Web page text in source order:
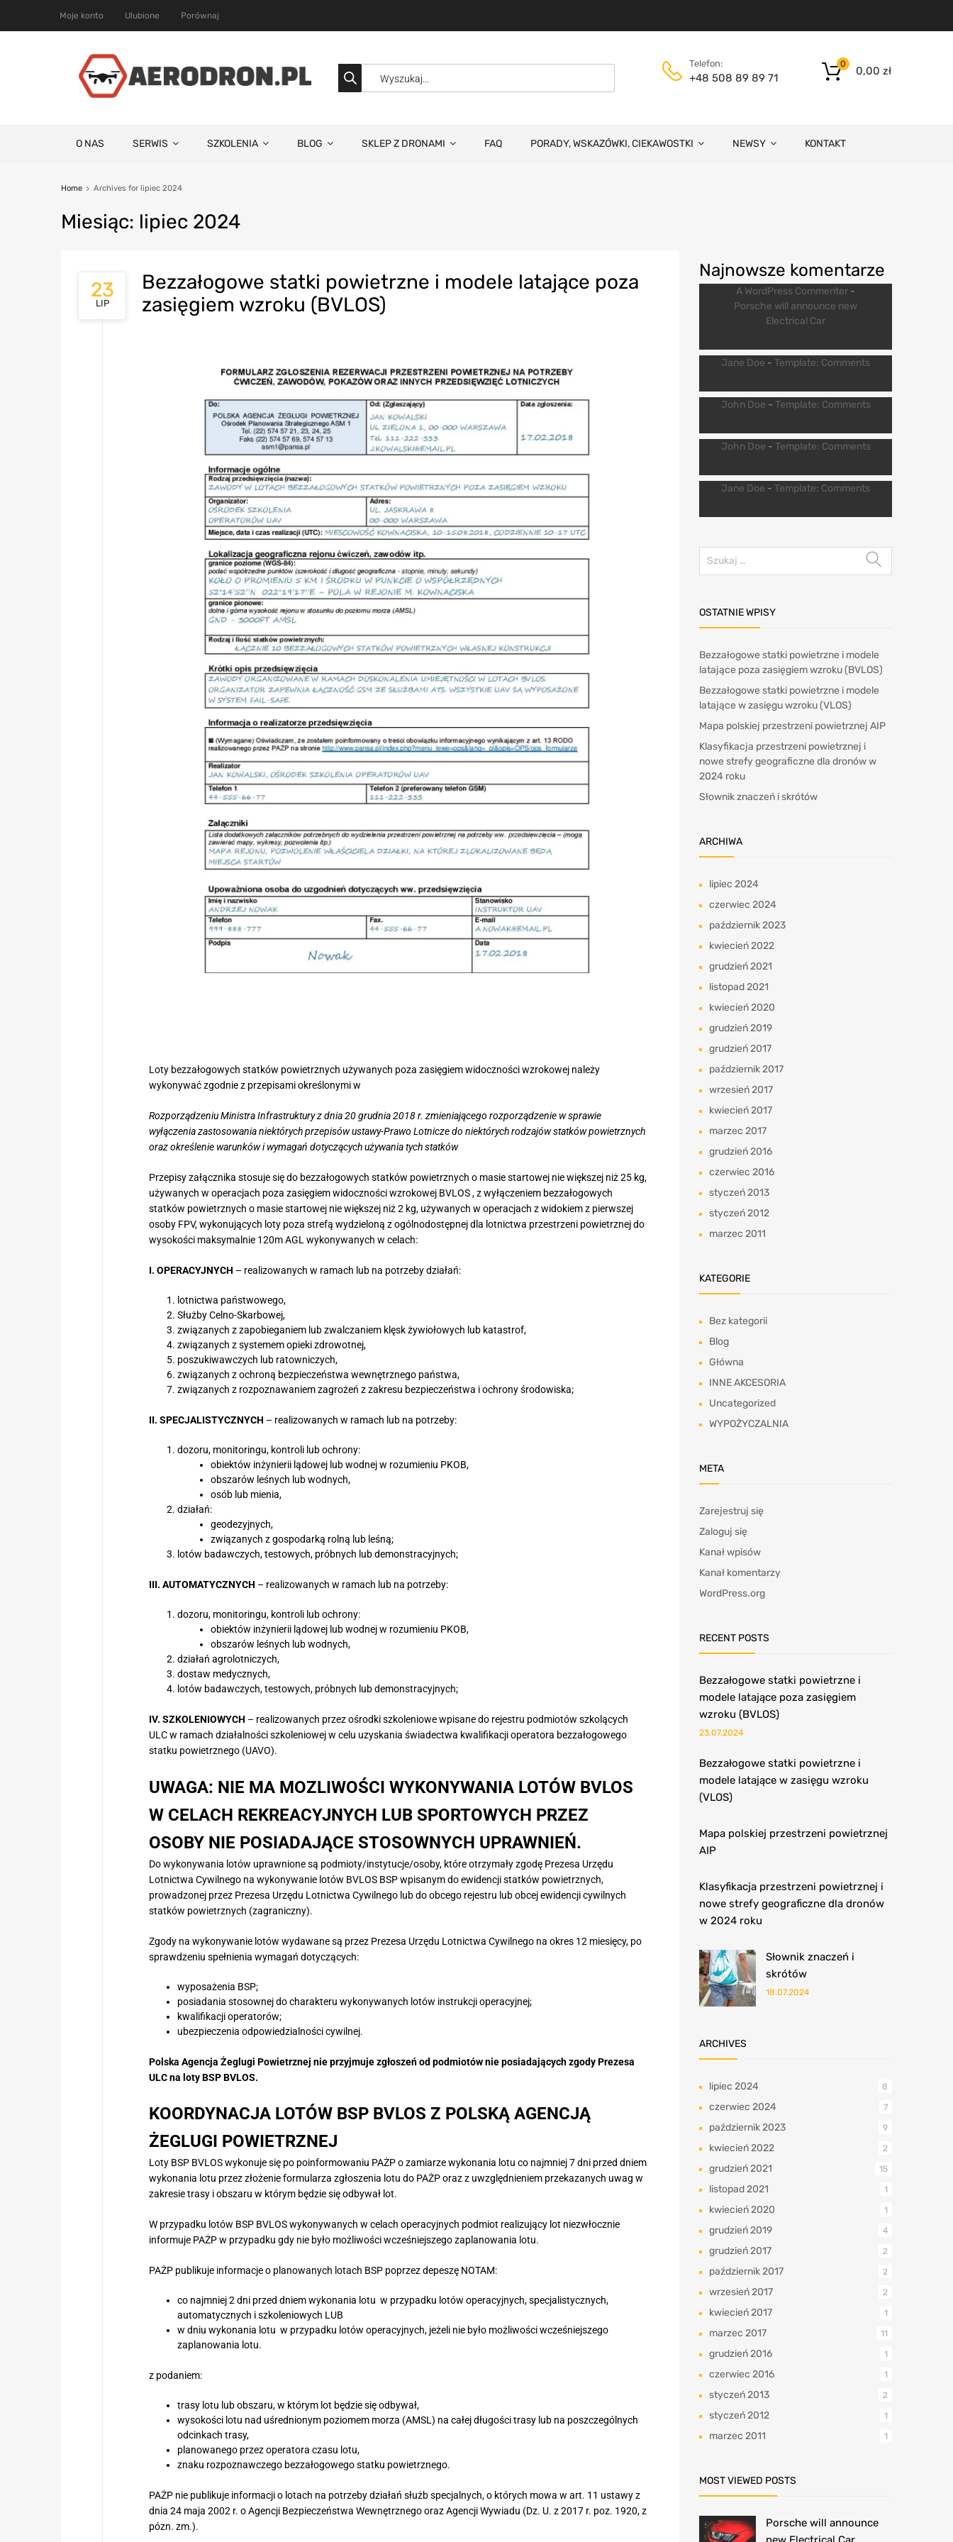
Moje konto Ulubione Porównaj
Telefon:
+48 508 89 89 71
0,00 zł
0
O NAS SERWIS SZKOLENIA BLOG SKLEP Z DRONAMI FAQ PORADY, WSKAZÓWKI, CIEKAWOSTKI NEWSY KONTAKT
Home Archives for lipiec 2024
Miesiąc: lipiec 2024
23
LIP
Bezzałogowe statki powietrzne i modele latające poza
zasięgiem wzroku (BVLOS)
Loty bezzałogowych statków powietrznych używanych poza zasięgiem widoczności wzrokowej należy
wykonywać zgodnie z przepisami określonymi w
Rozporządzeniu Ministra Infrastruktury z dnia 20 grudnia 2018 r. zmieniającego rozporządzenie w sprawie
wyłączenia zastosowania niektórych przepisów ustawy-Prawo Lotnicze do niektórych rodzajów statków powietrznych
oraz określenie warunków i wymagań dotyczących używania tych statków
Przepisy załącznika stosuje się do bezzałogowych statków powietrznych o masie startowej nie większej niż 25 kg,
używanych w operacjach poza zasięgiem widoczności wzrokowej BVLOS , z wyłączeniem bezzałogowych
statków powietrznych o masie startowej nie większej niż 2 kg, używanych w operacjach z widokiem z pierwszej
osoby FPV, wykonujących loty poza strefą wydzieloną z ogólnodostępnej dla lotnictwa przestrzeni powietrznej do
wysokości maksymalnie 120m AGL wykonywanych w celach:
I. OPERACYJNYCH – realizowanych w ramach lub na potrzeby działań:
lotnictwa państwowego,
Służby Celno-Skarbowej,
związanych z zapobieganiem lub zwalczaniem klęsk żywiołowych lub katastrof,
związanych z systemem opieki zdrowotnej,
poszukiwawczych lub ratowniczych,
związanych z ochroną bezpieczeństwa wewnętrznego państwa,
związanych z rozpoznawaniem zagrożeń z zakresu bezpieczeństwa i ochrony środowiska;
II. SPECJALISTYCZNYCH – realizowanych w ramach lub na potrzeby:
dozoru, monitoringu, kontroli lub ochrony:
obiektów inżynierii lądowej lub wodnej w rozumieniu PKOB,
obszarów leśnych lub wodnych,
osób lub mienia,
działań:
geodezyjnych,
związanych z gospodarką rolną lub leśną;
lotów badawczych, testowych, próbnych lub demonstracyjnych;
III. AUTOMATYCZNYCH – realizowanych w ramach lub na potrzeby:
dozoru, monitoringu, kontroli lub ochrony:
obiektów inżynierii lądowej lub wodnej w rozumieniu PKOB,
obszarów leśnych lub wodnych,
działań agrolotniczych,
dostaw medycznych,
lotów badawczych, testowych, próbnych lub demonstracyjnych;
IV. SZKOLENIOWYCH – realizowanych przez ośrodki szkoleniowe wpisane do rejestru podmiotów szkolących
ULC w ramach działalności szkoleniowej w celu uzyskania świadectwa kwalifikacji operatora bezzałogowego
statku powietrznego (UAVO).
UWAGA: NIE MA MOZLIWOŚCI WYKONYWANIA LOTÓW BVLOS
W CELACH REKREACYJNYCH LUB SPORTOWYCH PRZEZ
OSOBY NIE POSIADAJĄCE STOSOWNYCH UPRAWNIEŃ.
Do wykonywania lotów uprawnione są podmioty/instytucje/osoby, które otrzymały zgodę Prezesa Urzędu
Lotnictwa Cywilnego na wykonywanie lotów BVLOS BSP wpisanym do ewidencji statków powietrznych,
prowadzonej przez Prezesa Urzędu Lotnictwa Cywilnego lub do obcego rejestru lub obcej ewidencji cywilnych
statków powietrznych (zagraniczny).
Zgody na wykonywanie lotów wydawane są przez Prezesa Urzędu Lotnictwa Cywilnego na okres 12 miesięcy, po
sprawdzeniu spełnienia wymagań dotyczących:
wyposażenia BSP;
posiadania stosownej do charakteru wykonywanych lotów instrukcji operacyjnej;
kwalifikacji operatorów;
ubezpieczenia odpowiedzialności cywilnej.
Polska Agencja Żeglugi Powietrznej nie przyjmuje zgłoszeń od podmiotów nie posiadających zgody Prezesa
ULC na loty BSP BVLOS.
KOORDYNACJA LOTÓW BSP BVLOS Z POLSKĄ AGENCJĄ
ŻEGLUGI POWIETRZNEJ
Loty BSP BVLOS wykonuje się po poinformowaniu PAŻP o zamiarze wykonania lotu co najmniej 7 dni przed dniem
wykonania lotu przez złożenie formularza zgłoszenia lotu do PAŻP oraz z uwzględnieniem przekazanych uwag w
zakresie trasy i obszaru w którym będzie się odbywał lot.
W przypadku lotów BSP BVLOS wykonywanych w celach operacyjnych podmiot realizujący lot niezwłocznie
informuje PAŻP w przypadku gdy nie było możliwości wcześniejszego zaplanowania lotu.
PAŻP publikuje informacje o planowanych lotach BSP poprzez depeszę NOTAM:
co najmniej 2 dni przed dniem wykonania lotu  w przypadku lotów operacyjnych, specjalistycznych,
automatycznych i szkoleniowych LUB
w dniu wykonania lotu  w przypadku lotów operacyjnych, jeżeli nie było możliwości wcześniejszego
zaplanowania lotu.
z podaniem:
trasy lotu lub obszaru, w którym lot będzie się odbywał,
wysokości lotu nad uśrednionym poziomem morza (AMSL) na całej długości trasy lub na poszczególnych
odcinkach trasy,
planowanego przez operatora czasu lotu,
znaku rozpoznawczego bezzałogowego statku powietrznego.
PAŻP nie publikuje informacji o lotach na potrzeby działań służb specjalnych, o których mowa w art. 11 ustawy z
dnia 24 maja 2002 r. o Agencji Bezpieczeństwa Wewnętrznego oraz Agencji Wywiadu (Dz. U. z 2017 r. poz. 1920, z
pózn. zm.).
Najnowsze komentarze
A WordPress Commenter -
Porsche will announce new
Electrical Car
Jane Doe - Template: Comments
John Doe - Template: Comments
John Doe - Template: Comments
Jane Doe - Template: Comments
OSTATNIE WPISY
Bezzałogowe statki powietrzne i modele
latające poza zasięgiem wzroku (BVLOS)
Bezzałogowe statki powietrzne i modele
latające w zasięgu wzroku (VLOS)
Mapa polskiej przestrzeni powietrznej AIP
Klasyfikacja przestrzeni powietrznej i
nowe strefy geograficzne dla dronów w
2024 roku
Słownik znaczeń i skrótów
ARCHIWA
lipiec 2024
czerwiec 2024
październik 2023
kwiecień 2022
grudzień 2021
listopad 2021
kwiecień 2020
grudzień 2019
grudzień 2017
październik 2017
wrzesień 2017
kwiecień 2017
marzec 2017
grudzień 2016
czerwiec 2016
styczeń 2013
styczeń 2012
marzec 2011
KATEGORIE
Bez kategorii
Blog
Główna
INNE AKCESORIA
Uncategorized
WYPOŻYCZALNIA
META
Zarejestruj się
Zaloguj się
Kanał wpisów
Kanał komentarzy
WordPress.org
RECENT POSTS
Bezzałogowe statki powietrzne i
modele latające poza zasięgiem
wzroku (BVLOS)
23.07.2024
Bezzałogowe statki powietrzne i
modele latające w zasięgu wzroku
(VLOS)
Mapa polskiej przestrzeni powietrznej
AIP
Klasyfikacja przestrzeni powietrznej i
nowe strefy geograficzne dla dronów
w 2024 roku
Słownik znaczeń i
skrótów
18.07.2024
ARCHIVES
lipiec 2024 8
czerwiec 2024 7
październik 2023 9
kwiecień 2022 2
grudzień 2021 15
listopad 2021 1
kwiecień 2020 1
grudzień 2019 4
grudzień 2017 2
październik 2017 2
wrzesień 2017 2
kwiecień 2017 1
marzec 2017 11
grudzień 2016 1
czerwiec 2016 1
styczeń 2013 2
styczeń 2012 1
marzec 2011 1
MOST VIEWED POSTS
Porsche will announce